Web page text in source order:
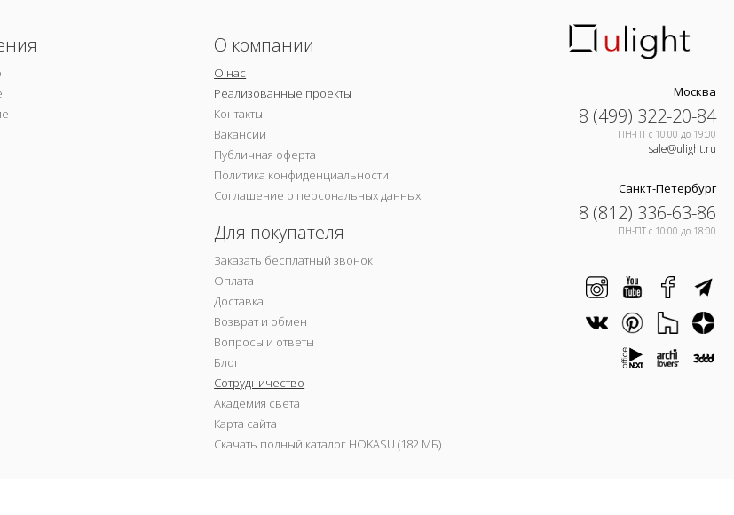
О компании
О нас
Реализованные проекты
Контакты
Вакансии
Публичная оферта
Политика конфиденциальности
Соглашение о персональных данных
Для покупателя
Заказать бесплатный звонок
Оплата
Доставка
Возврат и обмен
Вопросы и ответы
Блог
Сотрудничество
Академия света
Карта сайта
Скачать полный каталог HOKASU (182 МБ)
Москва
8 (499) 322-20-84
ПН-ПТ c 10:00 до 19:00
sale@ulight.ru
Санкт-Петербург
8 (812) 336-63-86
ПН-ПТ c 10:00 до 18:00